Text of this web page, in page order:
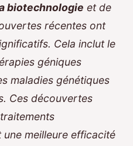
biotechnologie et de
récentes ont
Cela inclut le
géniques
maladies génétiques
Ces découvertes
meilleure efficacité